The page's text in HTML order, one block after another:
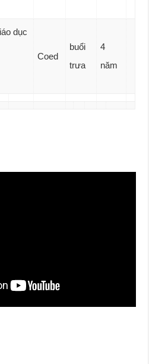
dục
Coed
buổi
trưa
4
năm